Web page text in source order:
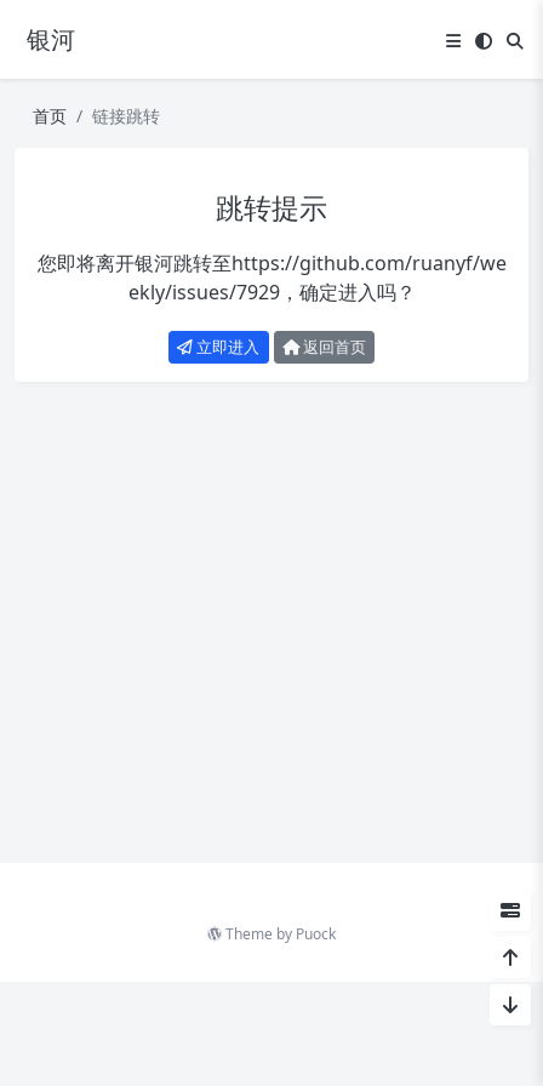
银河
首页 链接跳转
跳转提示
您即将离开银河跳转至https://github.com/ruanyf/we
ekly/issues/7929，确定进入吗？
立即进入 返回首页
Theme by Puock